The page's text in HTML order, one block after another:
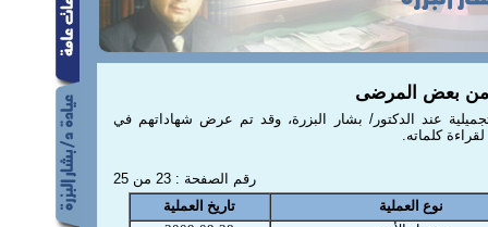
بعض المرضى
عند الدكتور/ بشار البزرة، وقد تم عرض شهاداتهم في
كلماته.
رقم الصفحة : 23 من 25
نوع العملية
تاريخ العملية